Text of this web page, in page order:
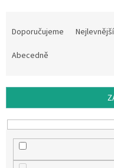
r
o
Doporučujeme Nejlevnější
Abecedně